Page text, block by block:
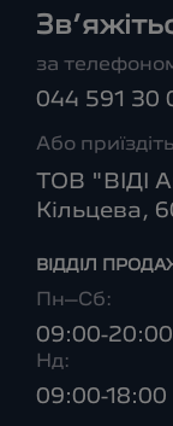
за
044 591 30
Або
ТОВ "ВІДІ
Кільцева,
ВІДДІЛ
Пн–Сб:
09:00-20:00
Нд:
09:00-18:00